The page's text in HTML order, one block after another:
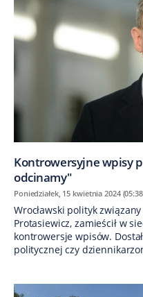
Kontrowersyjne wpisy
odcinamy"
Poniedziałek, 15 kwietnia 2024
Wrocławski polityk
Protasiewicz, zamieścił w
kontrowersje wpisów.
politycznej czy